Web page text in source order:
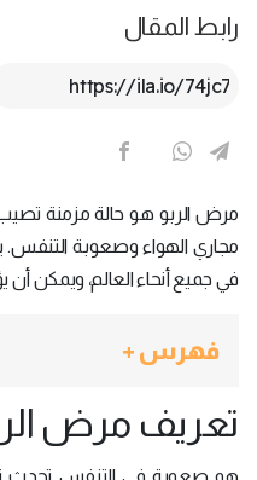
رابط المقال
مرض الربو هو حالة مزمنة
مجاري الهواء وصعوبة التنفس.
في جميع أنحاء العالم، ويمكن
فهرس +
تعريف مرض
هو صعوبة في التنفس تحدث